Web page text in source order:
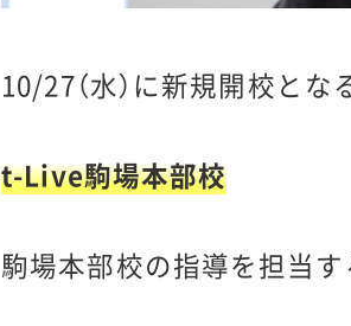
10/27（水）に新規開校とな
t-Live駒場本部校
駒場本部校の指導を担当